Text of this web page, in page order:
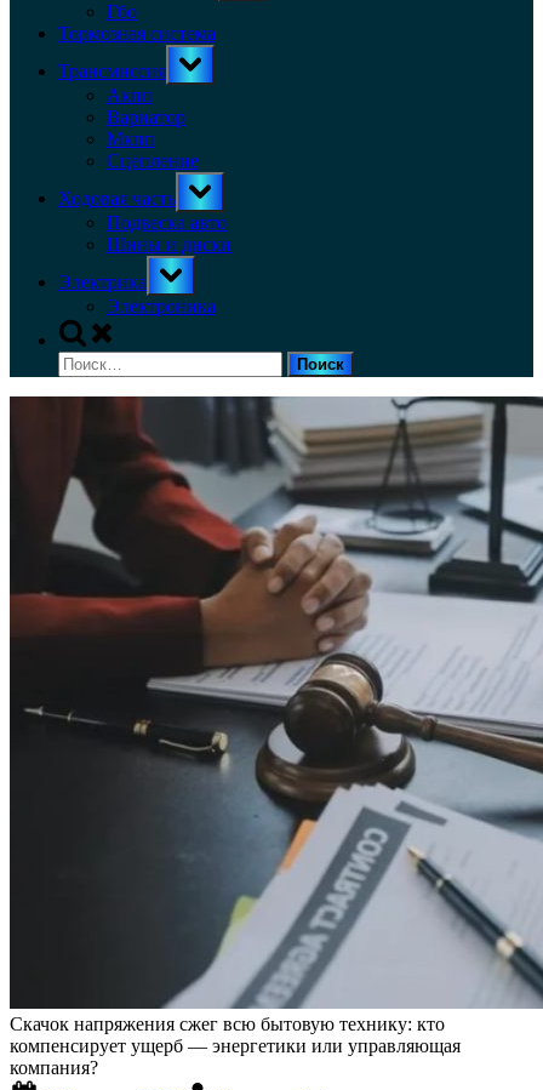
Гбо
Тормозная система
Трансмиссия
Toggle
sub-
Акпп
Вариатор
Мкпп
Сцепление
Ходовая часть
Toggle
sub-
menu
Подвеска авто
Шины и диски
Электрика
Toggle
sub-
menu
Электроника
Toggle
search
form
Найти:
Скачок напряжения сжег всю бытовую технику: кто
компенсирует ущерб — энергетики или управляющая
компания?